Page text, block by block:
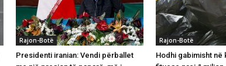
Rajon-Botë
Presidenti iranian: Vendi përballet
Rajon-Botë
Hodhi gabimisht në